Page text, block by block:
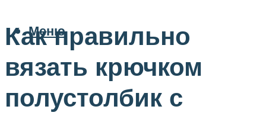
Меню
Как правильно
вязать крючком
полустолбик с